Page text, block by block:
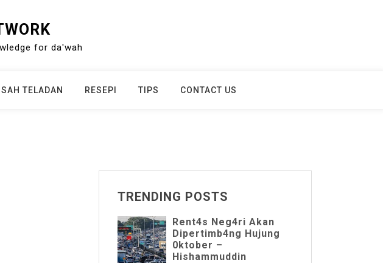
for da'wah
TELADAN RESEPI TIPS CONTACT US
TRENDING POSTS
Rent4s Neg4ri Akan
Dipertimb4ng Hujung
0ktober –
Hishammuddin